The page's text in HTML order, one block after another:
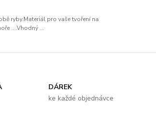
ryby.Materiál pro vaše tvoření na
....Vhodný ...
DÁREK
ke každé objednávce